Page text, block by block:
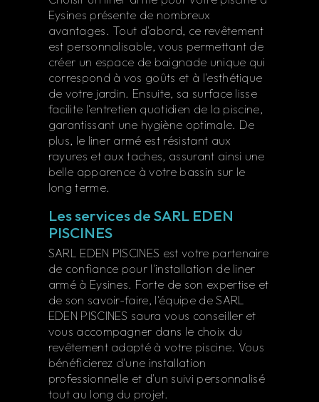
Eysines présente de nombreux
avantages. Tout d'abord, ce revêtement
est personnalisable, vous permettant de
créer un espace de baignade unique qui
correspond à vos goûts et à l'esthétique
de votre jardin. Ensuite, sa surface lisse
facilite l'entretien quotidien de la piscine,
garantissant une hygiène optimale. De
plus, le liner armé est résistant aux
rayures et aux taches, assurant ainsi une
belle apparence à votre bassin sur le
long terme.
Les services de SARL EDEN
PISCINES
SARL EDEN PISCINES est votre partenaire
de confiance pour l'installation de liner
armé à Eysines. Forte de son expertise et
de son savoir-faire, l'équipe de SARL
EDEN PISCINES saura vous conseiller et
vous accompagner dans le choix du
revêtement adapté à votre piscine. Vous
bénéficierez d'une installation
professionnelle et d'un suivi personnalisé
tout au long du projet.